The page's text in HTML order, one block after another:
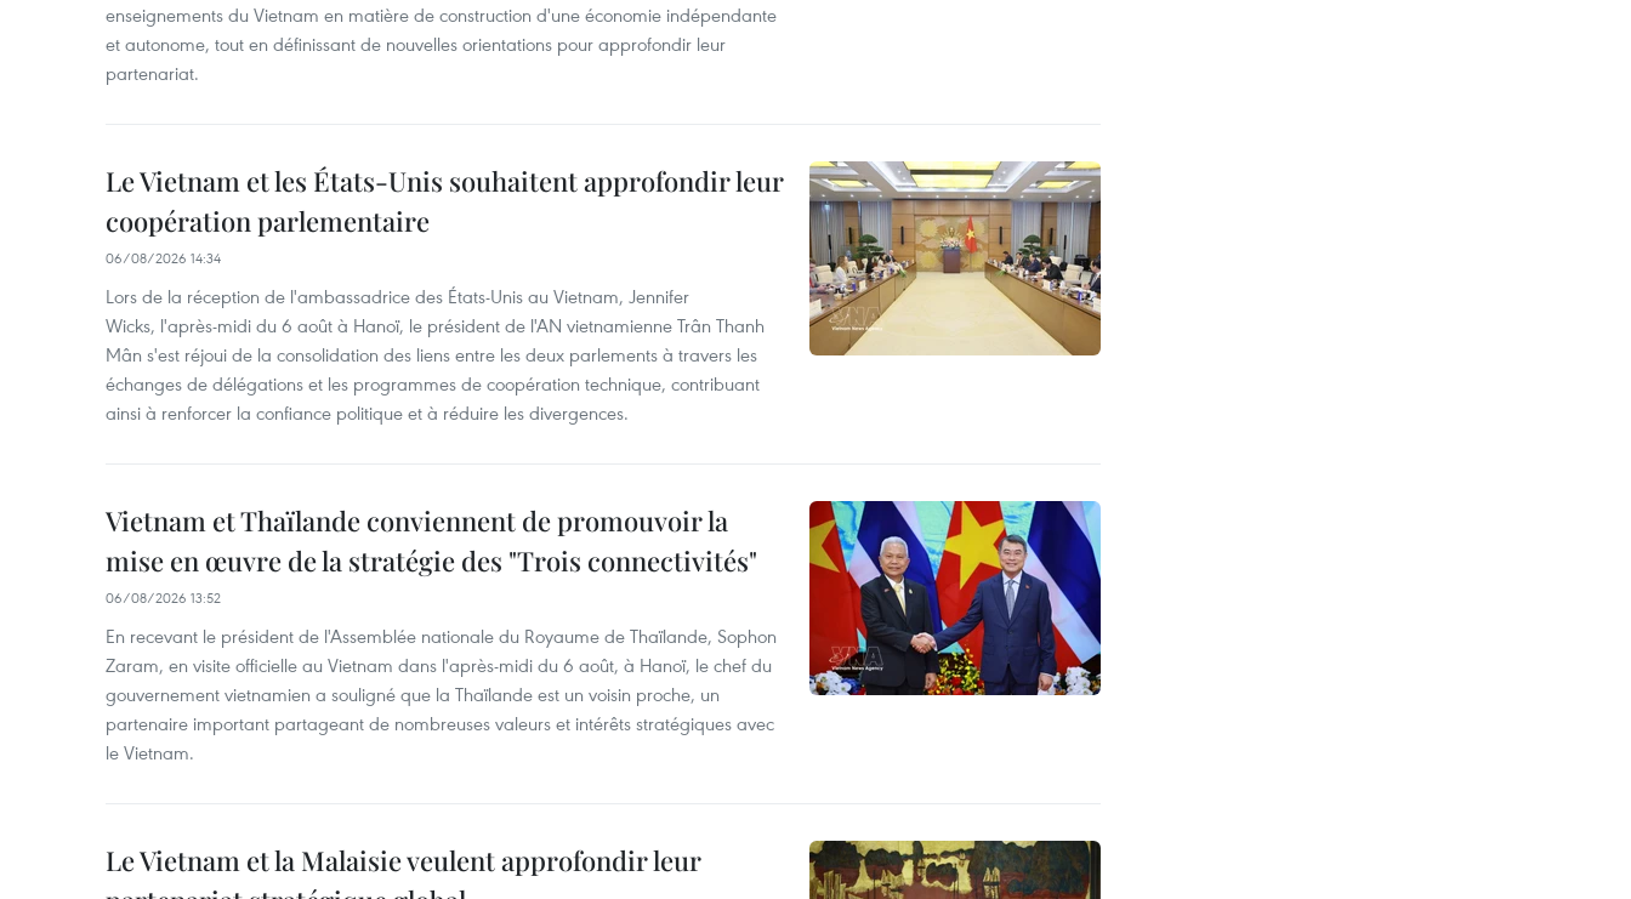
enseignements du Vietnam en matière de construction d'une économie indépendante
et autonome, tout en définissant de nouvelles orientations pour approfondir leur
partenariat.
Le Vietnam et les États-Unis souhaitent approfondir leur
coopération parlementaire
06/08/2026 14:34
Lors de la réception de l'ambassadrice des États-Unis au Vietnam, Jennifer
Wicks, l'après-midi du 6 août à Hanoï, le président de l'AN vietnamienne Trân Thanh
Mân s'est réjoui de la consolidation des liens entre les deux parlements à travers les
échanges de délégations et les programmes de coopération technique, contribuant
ainsi à renforcer la confiance politique et à réduire les divergences.
Vietnam et Thaïlande conviennent de promouvoir la
mise en œuvre de la stratégie des "Trois connectivités"
06/08/2026 13:52
En recevant le président de l'Assemblée nationale du Royaume de Thaïlande, Sophon
Zaram, en visite officielle au Vietnam dans l'après-midi du 6 août, à Hanoï, le chef du
gouvernement vietnamien a souligné que la Thaïlande est un voisin proche, un
partenaire important partageant de nombreuses valeurs et intérêts stratégiques avec
le Vietnam.
Le Vietnam et la Malaisie veulent approfondir leur